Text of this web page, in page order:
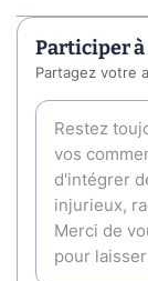
Participer
Partagez votre